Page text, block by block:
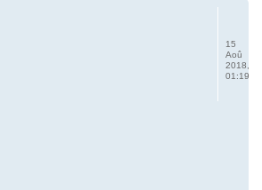
15
Aoû
2018,
01:19